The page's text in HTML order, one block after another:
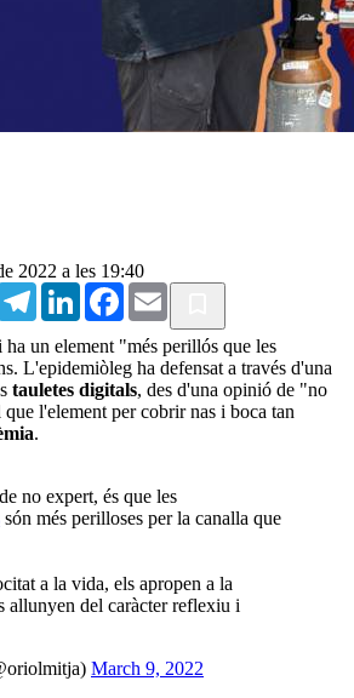
2022 a les 19:40
TelegramLinkedInFacebook
Email
ha un element "més perillós que les
L'epidemiòleg ha defensat a través d'una
tauletes digitals, des d'una opinió de "no
l'element per cobrir nas i boca tan
.
no expert, és que les
són més perilloses per la canalla que
a la vida, els apropen a la
allunyen del caràcter reflexiu i
March 9, 2022